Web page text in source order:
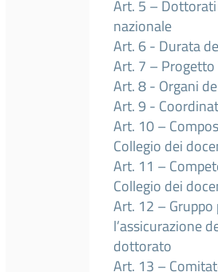
Art. 5 –
nazionale
Art. 6 - Durata
Art. 7 –
Art. 8 - Organi
Art. 9 -
Art. 10 –
Collegio dei
Art. 11 –
Collegio dei
Art. 12 – Gruppo
l’assicurazione
dottorato
Art. 13 –